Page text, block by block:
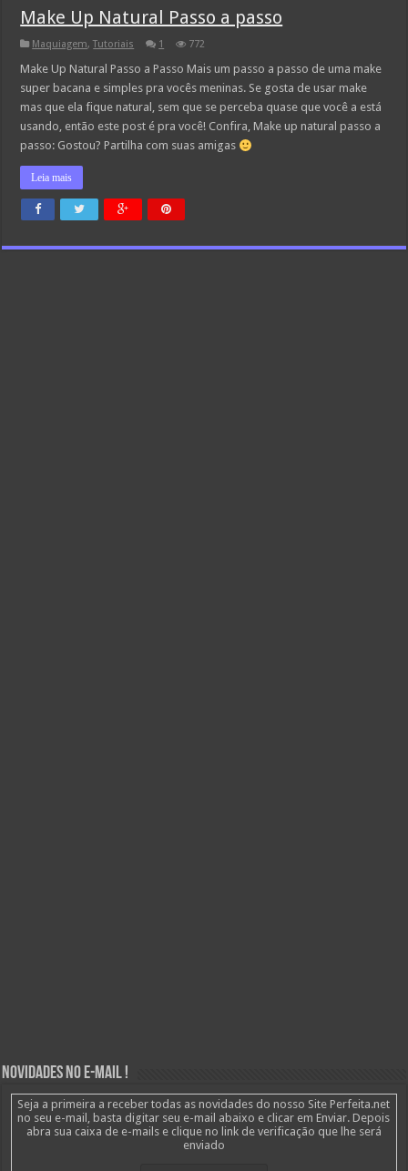
Make Up Natural Passo a passo
Maquiagem,Tutoriais 1 772
Make Up Natural Passo a Passo Mais um passo a passo de uma make
super bacana e simples pra vocês meninas. Se gosta de usar make
mas que ela fique natural, sem que se perceba quase que você a está
usando, então este post é pra você! Confira, Make up natural passo a
passo: Gostou? Partilha com suas amigas
Leia mais
Novidades no E-mail !
Seja a primeira a receber todas as novidades do nosso Site Perfeita.net
no seu e-mail, basta digitar seu e-mail abaixo e clicar em Enviar. Depois
abra sua caixa de e-mails e clique no link de verificação que lhe será
enviado